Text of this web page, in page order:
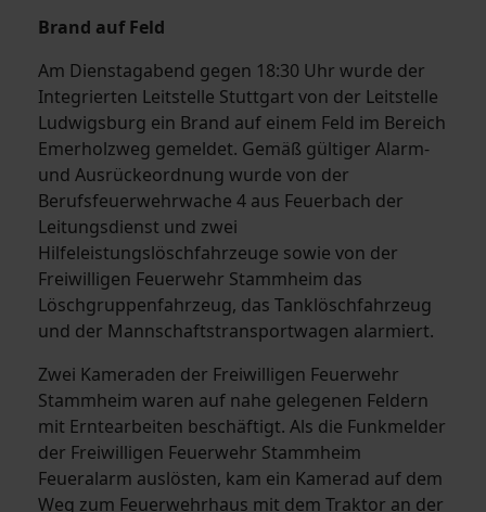
Brand auf Feld
Am Dienstagabend gegen 18:30 Uhr wurde der
Integrierten Leitstelle Stuttgart von der Leitstelle
Ludwigsburg ein Brand auf einem Feld im Bereich
Emerholzweg gemeldet. Gemäß gültiger Alarm-
und Ausrückeordnung wurde von der
Berufsfeuerwehrwache 4 aus Feuerbach der
Leitungsdienst und zwei
Hilfeleistungslöschfahrzeuge sowie von der
Freiwilligen Feuerwehr Stammheim das
Löschgruppenfahrzeug, das Tanklöschfahrzeug
und der Mannschaftstransportwagen alarmiert.
Zwei Kameraden der Freiwilligen Feuerwehr
Stammheim waren auf nahe gelegenen Feldern
mit Erntearbeiten beschäftigt. Als die Funkmelder
der Freiwilligen Feuerwehr Stammheim
Feueralarm auslösten, kam ein Kamerad auf dem
Weg zum Feuerwehrhaus mit dem Traktor an der